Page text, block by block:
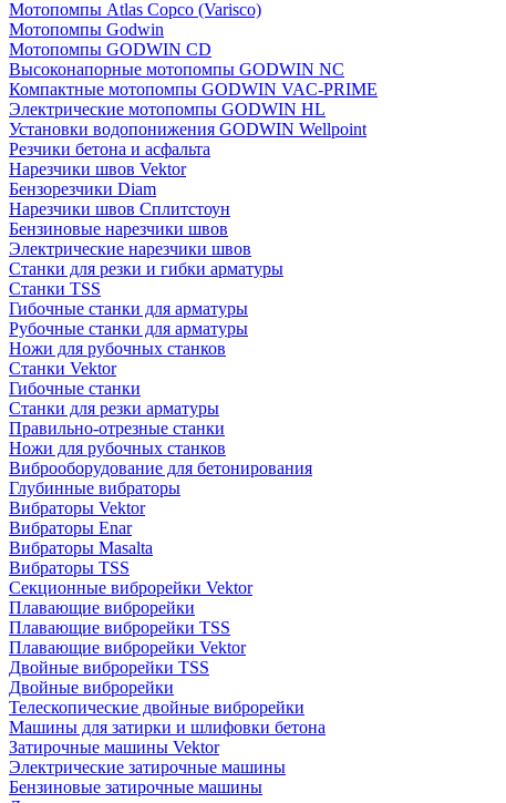
Мотопомпы Atlas Copco (Varisco)
Мотопомпы Godwin
Мотопомпы GODWIN CD
Высоконапорные мотопомпы GODWIN NC
Компактные мотопомпы GODWIN VAC-PRIME
Электрические мотопомпы GODWIN HL
Установки водопонижения GODWIN Wellpoint
Резчики бетона и асфальта
Нарезчики швов Vektor
Бензорезчики Diam
Нарезчики швов Сплитстоун
Бензиновые нарезчики швов
Электрические нарезчики швов
Станки для резки и гибки арматуры
Станки TSS
Гибочные станки для арматуры
Рубочные станки для арматуры
Ножи для рубочных станков
Станки Vektor
Гибочные станки
Станки для резки арматуры
Правильно-отрезные станки
Ножи для рубочных станков
Виброоборудование для бетонирования
Глубинные вибраторы
Вибраторы Vektor
Вибраторы Enar
Вибраторы Masalta
Вибраторы TSS
Секционные виброрейки Vektor
Плавающие виброрейки
Плавающие виброрейки TSS
Плавающие виброрейки Vektor
Двойные виброрейки TSS
Двойные виброрейки
Телескопические двойные виброрейки
Машины для затирки и шлифовки бетона
Затирочные машины Vektor
Электрические затирочные машины
Бензиновые затирочные машины